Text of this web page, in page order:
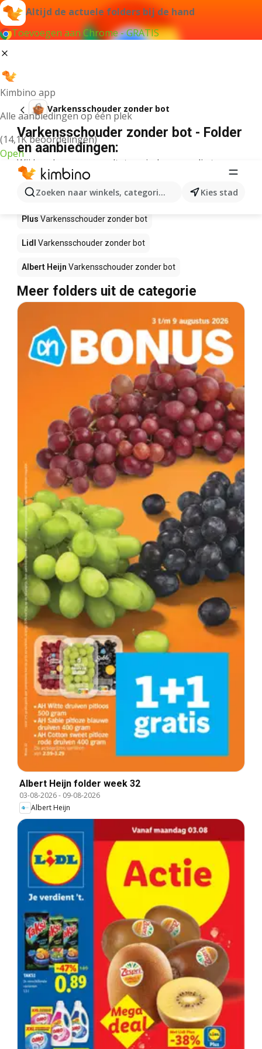
Altijd de actuele folders bij de hand
Toevoegen aan Chrome - GRATIS
Kimbino app
Alle aanbiedingen op één plek
(14,1K beoordelingen)
Open
Zoeken naar winkels, categorieën, producten...
Kies stad
Varkensschouder zonder bot
Varkensschouder zonder bot - Folder
en aanbiedingen:
Wij konden geen resultaten vinden voor die term.
Varkensschouder zonder bot in actie
– Waar te koop?
Plus Varkensschouder zonder bot
Lidl Varkensschouder zonder bot
Albert Heijn Varkensschouder zonder bot
Meer folders uit de categorie
Albert Heijn folder week 32
03-08-2026- 09-08-2026
Albert Heijn